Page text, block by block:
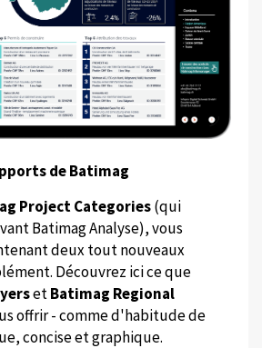
de Batimag
Project Categories(qui
Batimag Analyse), vous
deux tout nouveaux
Découvrez ici ce que
etBatimag Regional
offrir - comme d'habitude de
concise et graphique.